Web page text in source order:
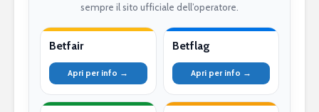
sempre il sito ufficiale dell’operatore.
Betfair
Apri per info →
Betflag
Apri per info →